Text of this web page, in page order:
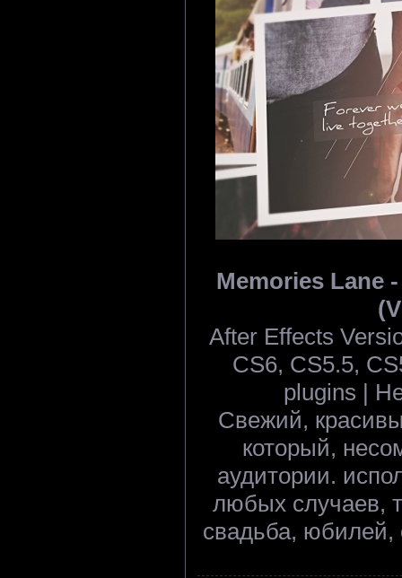
Memories Lane
After Effects
CS6, CS5.5,
plugins |
Свежий,
который,
аудитории.
любых случаев,
свадьба, юбилей,